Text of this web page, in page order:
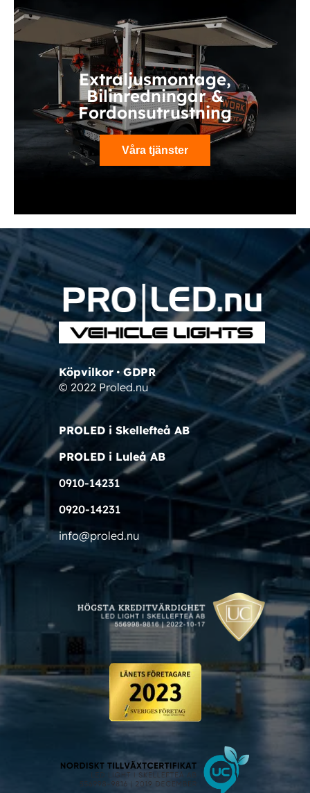
Extraljusmontage,
Bilinredningar &
Fordonsutrustning
Våra tjänster
Köpvilkor•GDPR
© 2022 Proled.nu
PROLED i Skellefteå AB
PROLED i Luleå AB
0910-14231
0920-14231
info@proled.nu